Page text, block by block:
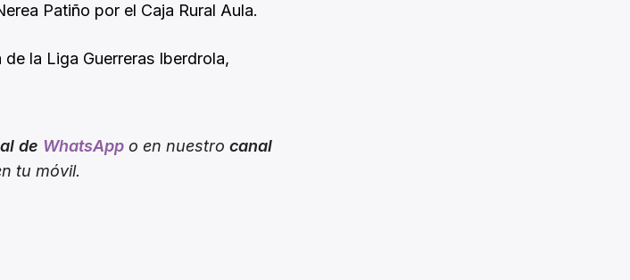
Patiño por el Caja Rural Aula.
la Liga Guerreras Iberdrola,
de WhatsApp o en nuestro canal
tu móvil.